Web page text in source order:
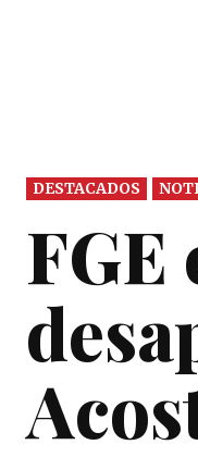
DESTACADOS